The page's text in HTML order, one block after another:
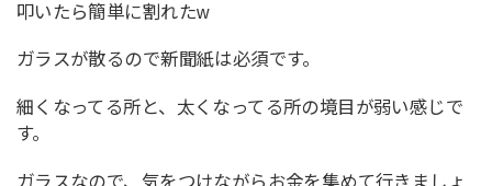
叩いたら簡単に割れたw
ガラスが散るので新聞紙は必須です。
細くなってる所と、太くなってる所の境目が弱い感じで
す。
ガラスなので、気をつけながらお金を集めて行きましょ